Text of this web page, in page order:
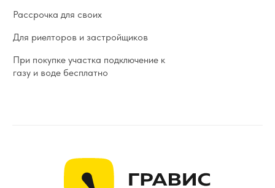
Рассрочка для своих
Для риелторов и застройщиков
При покупке участка подключение к
газу и воде бесплатно